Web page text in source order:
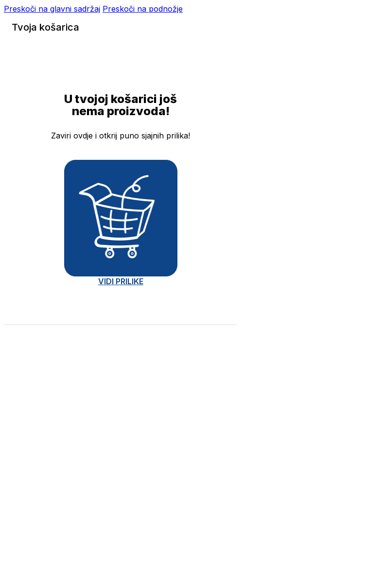
Preskoči na glavni sadržaj Preskoči na podnožje
Tvoja košarica
U tvojoj košarici još
nema proizvoda!
Zaviri ovdje i otkrij puno sjajnih prilika!
VIDI PRILIKE